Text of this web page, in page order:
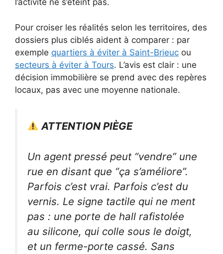
l’activité ne s’éteint pas.
Pour croiser les réalités selon les territoires, des
dossiers plus ciblés aident à comparer : par
exemple quartiers à éviter à Saint-Brieuc ou
secteurs à éviter à Tours. L’avis est clair : une
décision immobilière se prend avec des repères
locaux, pas avec une moyenne nationale.
ATTENTION PIÈGE
Un agent pressé peut “vendre” une
rue en disant que “ça s’améliore”.
Parfois c’est vrai. Parfois c’est du
vernis. Le signe tactile qui ne ment
pas : une porte de hall rafistolée
au silicone, qui colle sous le doigt,
et un ferme-porte cassé. Sans